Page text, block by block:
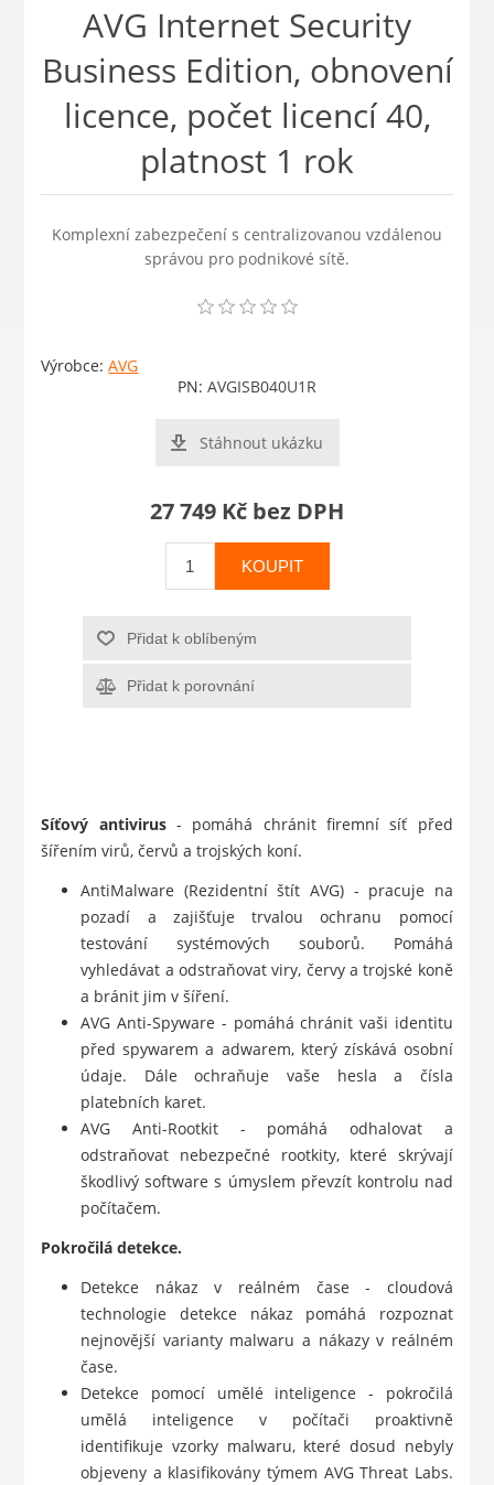
AVG Internet Security
Business Edition, obnovení
licence, počet licencí 40,
platnost 1 rok
Komplexní zabezpečení s centralizovanou vzdálenou
správou pro podnikové sítě.
Výrobce: AVG
PN: AVGISB040U1R
Stáhnout ukázku
27 749 Kč bez DPH
KOUPIT
Přidat k oblíbeným
Přidat k porovnání
Síťový antivirus- pomáhá chránit firemní síť před
šířením virů, červů a trojských koní.
AntiMalware (Rezidentní štít AVG) - pracuje na
pozadí a zajišťuje trvalou ochranu pomocí
testování systémových souborů. Pomáhá
vyhledávat a odstraňovat viry, červy a trojské koně
a bránit jim v šíření.
AVG Anti-Spyware - pomáhá chránit vaši identitu
před spywarem a adwarem, který získává osobní
údaje. Dále ochraňuje vaše hesla a čísla
platebních karet.
AVG Anti-Rootkit - pomáhá odhalovat a
odstraňovat nebezpečné rootkity, které skrývají
škodlivý software s úmyslem převzít kontrolu nad
počítačem.
Pokročilá detekce.
Detekce nákaz v reálném čase - cloudová
technologie detekce nákaz pomáhá rozpoznat
nejnovější varianty malwaru a nákazy v reálném
čase.
Detekce pomocí umělé inteligence - pokročilá
umělá inteligence v počítači proaktivně
identifikuje vzorky malwaru, které dosud nebyly
objeveny a klasifikovány týmem AVG Threat Labs.